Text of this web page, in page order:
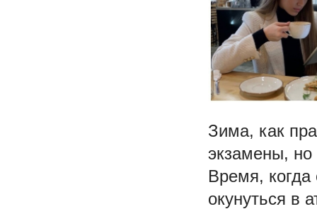
Зима, как
экзамены, но
Время, когда
окунуться в